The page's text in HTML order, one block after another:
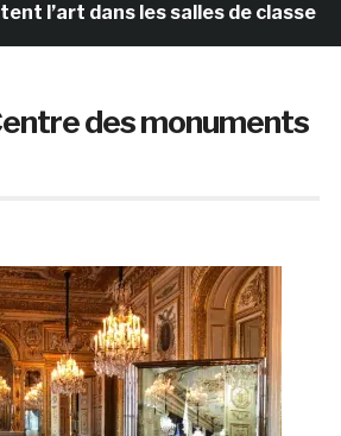
les salles de classe des
des monuments